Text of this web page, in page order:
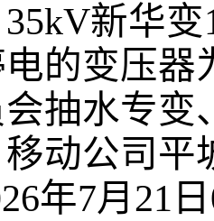
新华
的变压器
抽水专变
动公司平
年7月21